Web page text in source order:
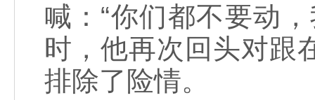
喊：“你们都不要动
时，他再次回头对跟
排除了险情。